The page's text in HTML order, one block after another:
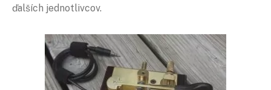
ďalších jednotlivcov.